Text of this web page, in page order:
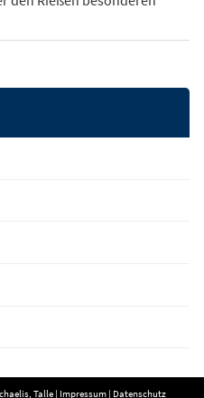
Talle | Impressum| Datenschutz